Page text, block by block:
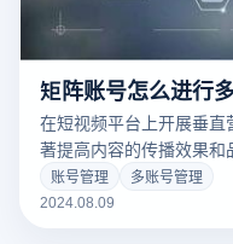
矩阵账号怎么进行
在短视频平台上开展垂
著提高内容的传播效果
内容数量和曝光有一定
助你更好进行多账号管理
账号管理
多账号管理
2024.08.09